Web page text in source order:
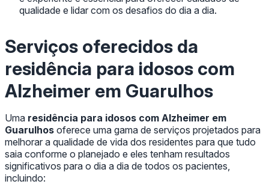
qualidade e lidar com os desafios do dia a dia.
Serviços oferecidos da
residência para idosos com
Alzheimer em Guarulhos
Uma residência para idosos com Alzheimer em
Guarulhos oferece uma gama de serviços projetados para
melhorar a qualidade de vida dos residentes para que tudo
saia conforme o planejado e eles tenham resultados
significativos para o dia a dia de todos os pacientes,
incluindo: